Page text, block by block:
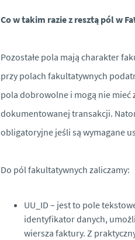
Co w takim razie z resztą pól w
Pozostałe pola mają charakter
przy polach fakultatywnych
pola dobrowolne i mogą nie mieć
dokumentowanej transakcji.
obligatoryjne jeśli są wymagane
Do pól fakultatywnych zaliczamy:
UU_ID – jest to pole
identyfikator danych,
wiersza faktury. Z